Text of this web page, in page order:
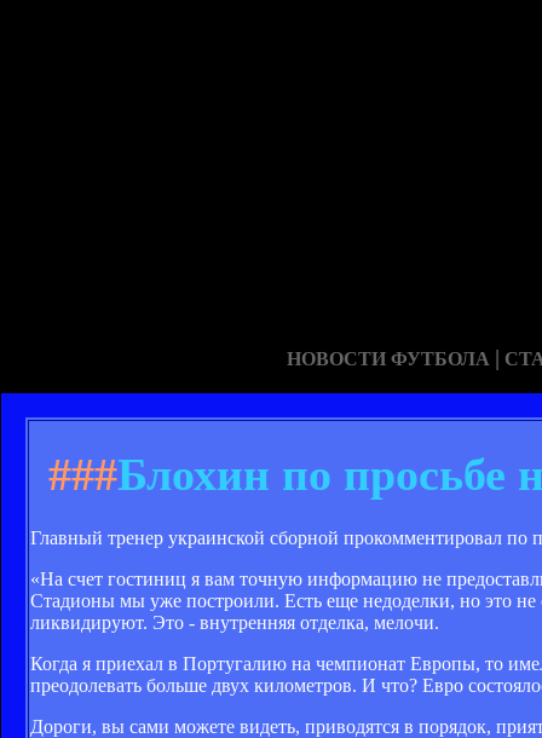
НОВОСТИ ФУТБОЛА |
###Блохин по просьбе
Главный тренер украинской сборной прокомментировал
«На счет гостиниц я вам точную информацию не
Стадионы мы уже построили. Есть еще недоделки, но это не
ликвидируют. Это - внутренняя отделка, мелочи.
Когда я приехал в Португалию на чемпионат Европы, то
преодолевать больше двух километров. И что? Евро
Дороги, вы сами можете видеть, приводятся в порядок,